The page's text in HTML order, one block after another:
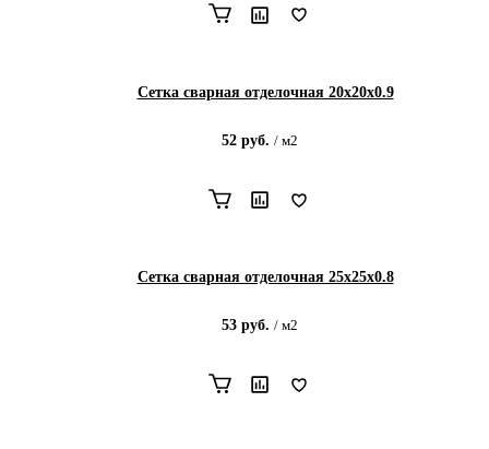
Сетка сварная отделочная 20х20х0.9
52 руб. / м2
Сетка сварная отделочная 25х25х0.8
53 руб. / м2